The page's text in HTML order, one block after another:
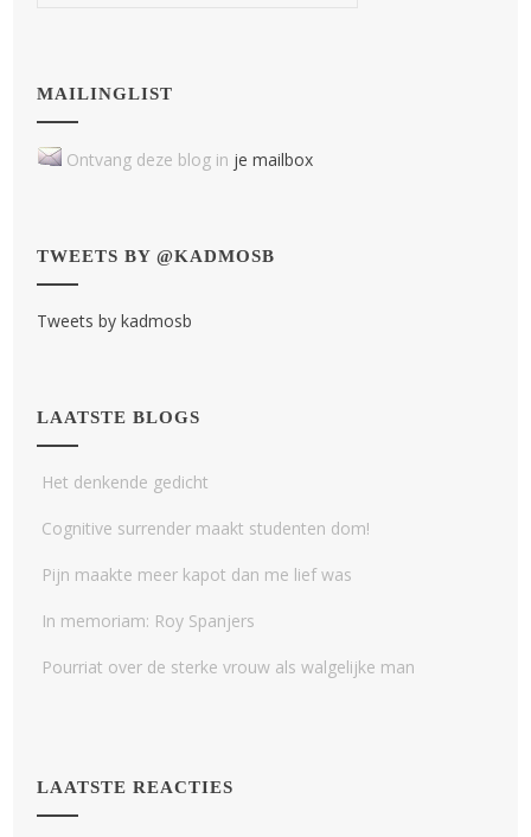
MAILINGLIST
Ontvang deze blog in je mailbox
TWEETS BY @KADMOSB
Tweets by kadmosb
LAATSTE BLOGS
Het denkende gedicht
Cognitive surrender maakt studenten dom!
Pijn maakte meer kapot dan me lief was
In memoriam: Roy Spanjers
Pourriat over de sterke vrouw als walgelijke man
LAATSTE REACTIES